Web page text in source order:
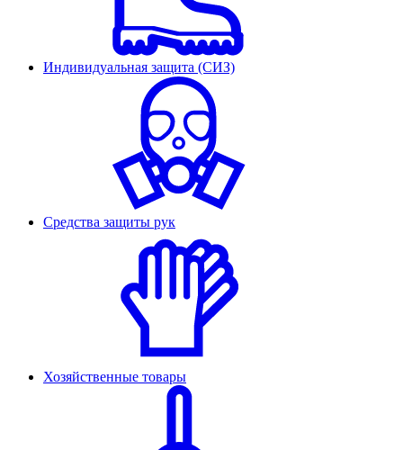
Индивидуальная защита (СИЗ)
Средства защиты рук
Хозяйственные товары